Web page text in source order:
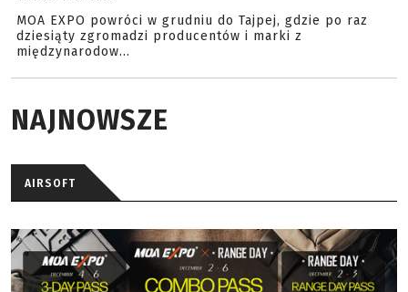
MOA EXPO powróci w grudniu do Tajpej, gdzie po raz
dziesiąty zgromadzi producentów i marki z
międzynarodow...
NAJNOWSZE
AIRSOFT